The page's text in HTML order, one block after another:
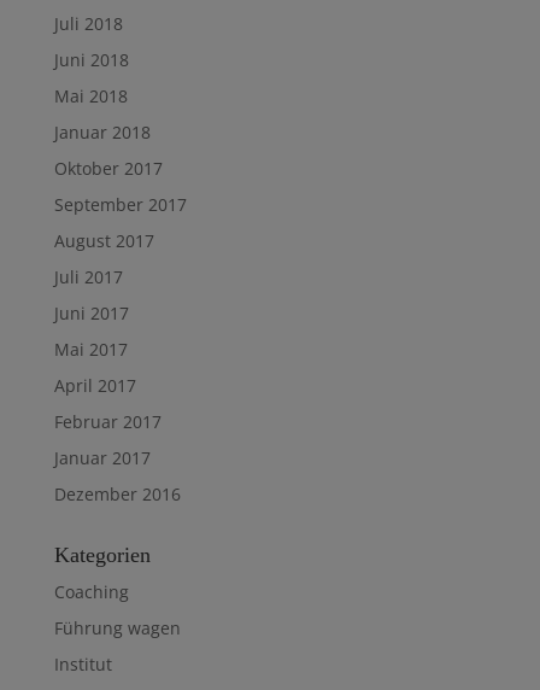
Juli 2018
Juni 2018
Mai 2018
Januar 2018
Oktober 2017
September 2017
August 2017
Juli 2017
Juni 2017
Mai 2017
April 2017
Februar 2017
Januar 2017
Dezember 2016
Kategorien
Coaching
Führung wagen
Institut